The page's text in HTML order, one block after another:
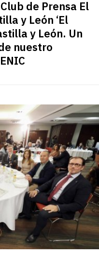
de Prensa El
y León ‘El
y León. Un
nuestro